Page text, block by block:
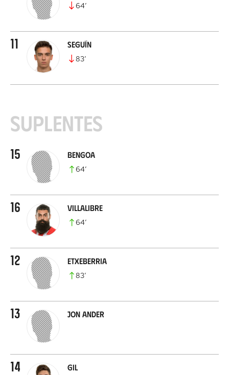
64’
11 Seguín
83’
Suplentes
15 Bengoa
64’
16 Villalibre
64’
12 Etxeberria
83’
13 Jon Ander
14 Gil